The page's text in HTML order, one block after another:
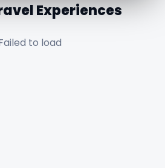
Experiences
to load